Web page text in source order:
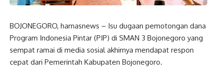
BOJONEGORO, harnasnews – Isu dugaan pemotongan dana
Program Indonesia Pintar (PIP) di SMAN 3 Bojonegoro yang
sempat ramai di media sosial akhirnya mendapat respon
cepat dari Pemerintah Kabupaten Bojonegoro.